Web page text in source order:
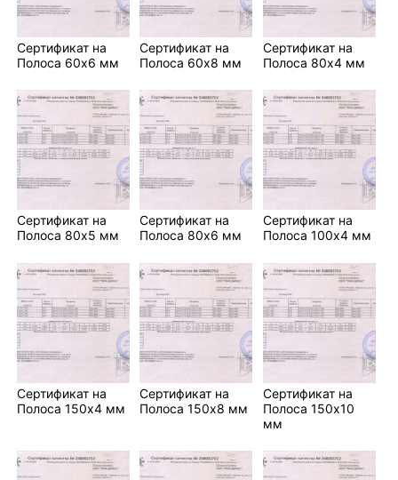
Сертификат на
Полоса 60х6 мм
Сертификат на
Полоса 60х8 мм
Сертификат на
Полоса 80х4 мм
Сертификат на
Полоса 80х5 мм
Сертификат на
Полоса 80х6 мм
Сертификат на
Полоса 100х4 мм
Сертификат на
Полоса 150х4 мм
Сертификат на
Полоса 150х8 мм
Сертификат на
Полоса 150х10
мм